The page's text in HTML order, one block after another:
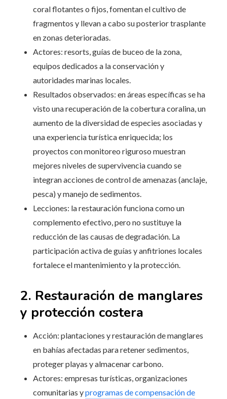
coral flotantes o fijos, fomentan el cultivo de
fragmentos y llevan a cabo su posterior trasplante
en zonas deterioradas.
Actores: resorts, guías de buceo de la zona,
equipos dedicados a la conservación y
autoridades marinas locales.
Resultados observados: en áreas específicas se ha
visto una recuperación de la cobertura coralina, un
aumento de la diversidad de especies asociadas y
una experiencia turística enriquecida; los
proyectos con monitoreo riguroso muestran
mejores niveles de supervivencia cuando se
integran acciones de control de amenazas (anclaje,
pesca) y manejo de sedimentos.
Lecciones: la restauración funciona como un
complemento efectivo, pero no sustituye la
reducción de las causas de degradación. La
participación activa de guías y anfitriones locales
fortalece el mantenimiento y la protección.
2. Restauración de manglares
y protección costera
Acción: plantaciones y restauración de manglares
en bahías afectadas para retener sedimentos,
proteger playas y almacenar carbono.
Actores: empresas turísticas, organizaciones
comunitarias yprogramas de compensación de